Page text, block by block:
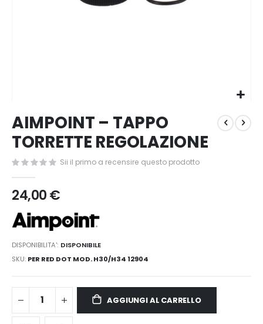
all'inizio
della
galleria
di
immagini
AIMPOINT – TAPPO
TORRETTE REGOLAZIONE
Sii il primo a recensire questo prodotto
24,00 €
DISPONIBILITA': DISPONIBILE
SKU PER RED DOT MOD. H30/H34 12904
AGGIUNGI AL CARRELLO